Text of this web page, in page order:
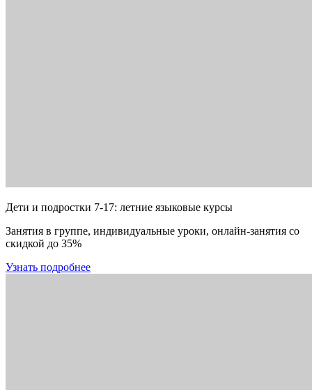
Дети и подростки 7-17: летние языковые курсы
Занятия в группе, индивидуальные уроки, онлайн-занятия со
скидкой до 35%
Узнать подробнее